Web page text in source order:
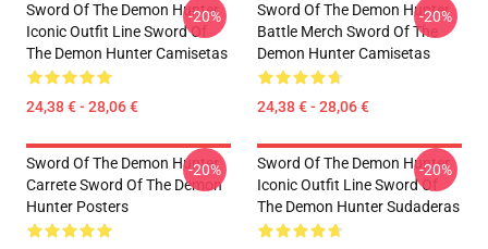
Sword Of The Demon Hunter
Iconic Outfit Line Sword Of
The Demon Hunter Camisetas
24,38 € - 28,06 €
-20%
Sword Of The Demon Hunter
Battle Merch Sword Of The
Demon Hunter Camisetas
24,38 € - 28,06 €
-20%
Sword Of The Demon Hunter
Carrete Sword Of The Demon
Hunter Posters
-20%
Sword Of The Demon Hunter
Iconic Outfit Line Sword Of
The Demon Hunter Sudaderas
-20%